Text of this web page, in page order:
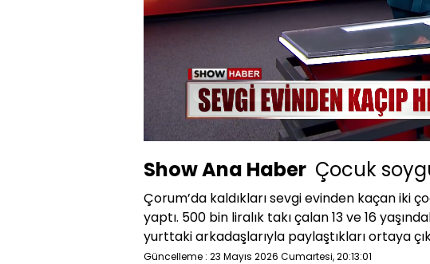
Sessiz
Yüklendi
40.89%
Show Ana Haber Çocuk
Çorum’da kaldıkları sevgi evinden kaçan iki
yaptı. 500 bin liralık takı çalan 13 ve 16
yurttaki arkadaşlarıyla paylaştıkları ortaya
Güncelleme : 23 Mayıs 2026 Cumartesi, 20:13:01